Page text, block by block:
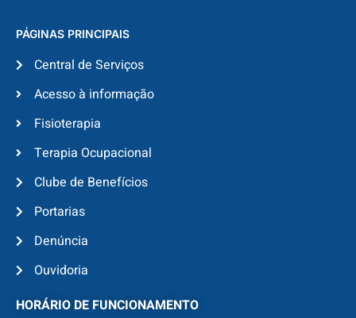
PÁGINAS PRINCIPAIS
Central de Serviços
Acesso à informação
Fisioterapia
Terapia Ocupacional
Clube de Benefícios
Portarias
Denúncia
Ouvidoria
HORÁRIO DE FUNCIONAMENTO